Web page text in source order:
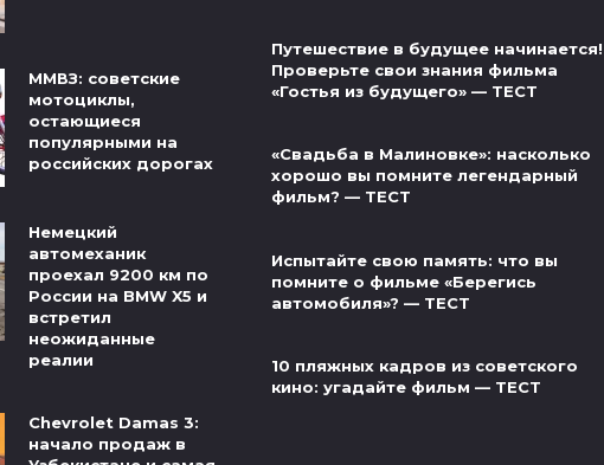
ММВЗ: советские
мотоциклы,
остающиеся
популярными на
российских дорогах
Немецкий
автомеханик
проехал 9200 км по
России на BMW X5 и
встретил
неожиданные
реалии
Chevrolet Damas 3:
начало продаж в
Путешествие в будущее начинается!
Проверьте свои знания фильма
«Гостья из будущего» — ТЕСТ
«Свадьба в Малиновке»: насколько
хорошо вы помните легендарный
фильм? — ТЕСТ
Испытайте свою память: что вы
помните о фильме «Берегись
автомобиля»? — ТЕСТ
10 пляжных кадров из советского
кино: угадайте фильм — ТЕСТ